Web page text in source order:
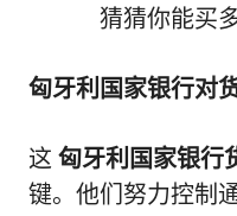
猜猜你能买
匈牙利国家银行对
这 匈牙利国家银行
键。他们努力控制